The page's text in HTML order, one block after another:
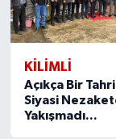
KILIMLI
Açıkça Bir
Siyasi
Yakışmadı...